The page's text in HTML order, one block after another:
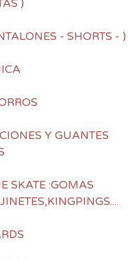
)
- SHORTS - )
Y GUANTES
SKATE :GOMAS